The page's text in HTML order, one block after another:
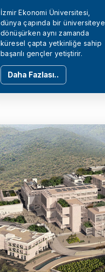
İzmir Ekonomi Üniversitesi,
dünya çapında bir üniversiteye
dönüşürken aynı zamanda
küresel çapta yetkinliğe sahip
başarılı gençler yetiştirir.
Daha Fazlası..